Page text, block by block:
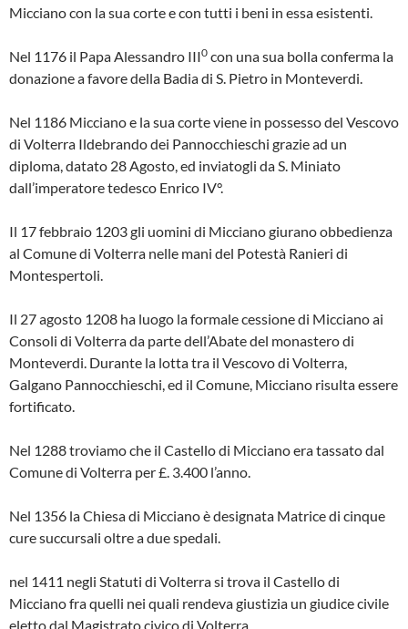
Micciano con la sua corte e con tutti i beni in essa esistenti.
Nel 1176 il Papa Alessandro III0 con una sua bolla conferma la
donazione a favore della Badia di S. Pietro in Mon­teverdi.
Nel 1186 Micciano e la sua corte vie­ne in possesso del Vescovo
di Volter­ra Ildebrando dei Pannocchieschi gra­zie ad un
diploma, datato 28 Agosto, ed inviatogli da S. Miniato
dall’imperatore tedesco Enrico IV°.
Il 17 febbraio 1203 gli uomini di Mic­ciano giurano obbedienza
al Comune di Volterra nelle mani del Potestà Ra­nieri di
Montespertoli.
Il 27 agosto 1208 ha luogo la forma­le cessione di Micciano ai
Consoli di Volterra da parte dell’Abate del mona­stero di
Monteverdi. Durante la lotta tra il Vescovo di Volterra,
Galgano Pan­nocchieschi, ed il Comune, Micciano ri­sulta essere
fortificato.
Nel 1288 troviamo che il Castello di Micciano era tassato dal
Comune di Volterra per £. 3.400 l’anno.
Nel 1356 la Chiesa di Micciano è de­signata Matrice di cinque
cure succur­sali oltre a due spedali.
nel 1411 negli Statuti di Volterra si trova il Castello di
Micciano fra quelli nei quali rendeva giustizia un giudice civile
eletto dal Magistrato civico di Vol­terra.